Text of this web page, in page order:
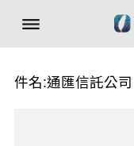
件名:通匯信託公司